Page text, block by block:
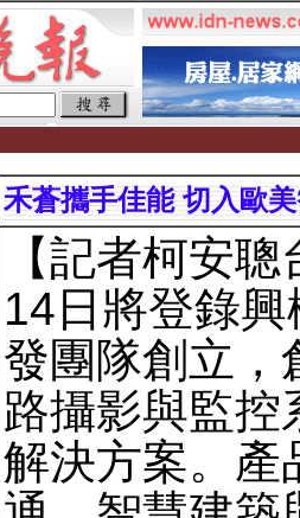
禾蒼攜手佳能 切入歐
【記者柯安
14日將登錄
發團隊創立，
路攝影與監控
解決方案。產